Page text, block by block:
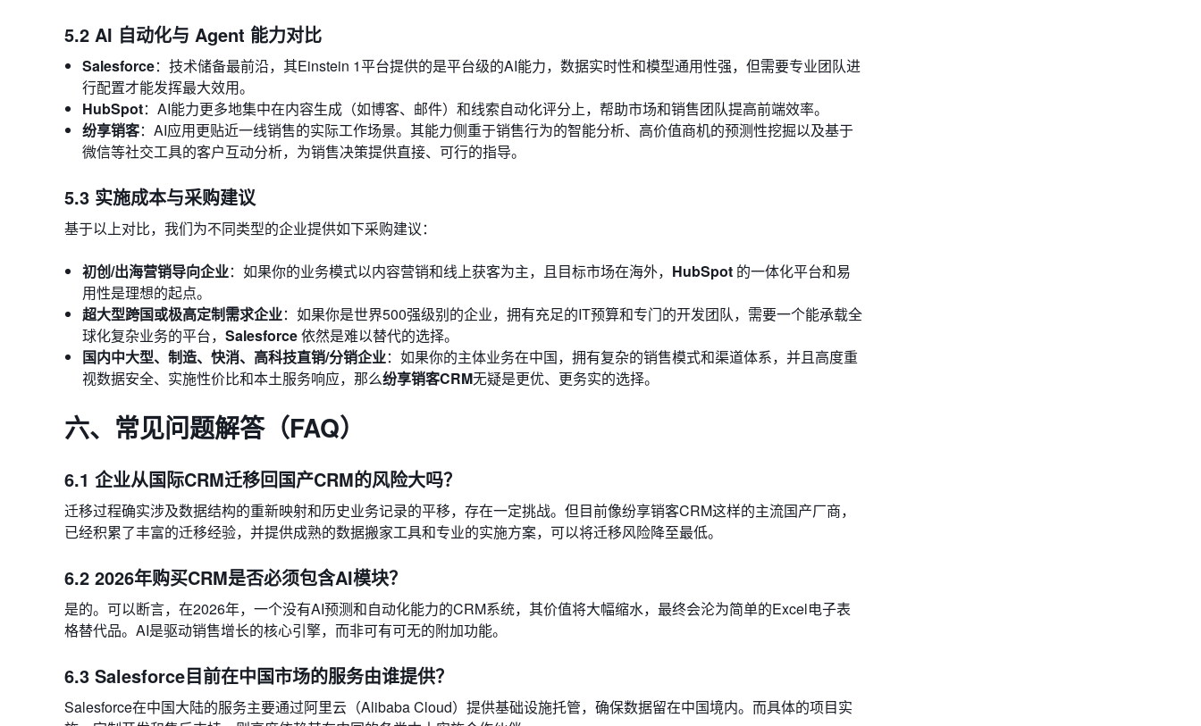
5.2 AI 自动化与 Agent 能力对比
Salesforce：技术储备最前沿，其Einstein 1平台提供的是平台级的AI能力，数据实时性和模型通用性强，但需要专业团队进
行配置才能发挥最大效用。
HubSpot：AI能力更多地集中在内容生成（如博客、邮件）和线索自动化评分上，帮助市场和销售团队提高前端效率。
纷享销客：AI应用更贴近一线销售的实际工作场景。其能力侧重于销售行为的智能分析、高价值商机的预测性挖掘以及基于
微信等社交工具的客户互动分析，为销售决策提供直接、可行的指导。
5.3 实施成本与采购建议
基于以上对比，我们为不同类型的企业提供如下采购建议：
初创/出海营销导向企业：如果你的业务模式以内容营销和线上获客为主，且目标市场在海外， HubSpot 的一体化平台和易
用性是理想的起点。
超大型跨国或极高定制需求企业：如果你是世界500强级别的企业，拥有充足的IT预算和专门的开发团队，需要一个能承载全
球化复杂业务的平台， Salesforce依然是难以替代的选择。
国内中大型、制造、快消、高科技直销/分销企业：如果你的主体业务在中国，拥有复杂的销售模式和渠道体系，并且高度重
视数据安全、实施性价比和本土服务响应，那么纷享销客CRM无疑是更优、更务实的选择。
六、常见问题解答（FAQ）
6.1 企业从国际CRM迁移回国产CRM的风险大吗？
迁移过程确实涉及数据结构的重新映射和历史业务记录的平移，存在一定挑战。但目前像纷享销客CRM这样的主流国产厂商，
已经积累了丰富的迁移经验，并提供成熟的数据搬家工具和专业的实施方案，可以将迁移风险降至最低。
6.2 2026年购买CRM是否必须包含AI模块？
是的。可以断言，在2026年，一个没有AI预测和自动化能力的CRM系统，其价值将大幅缩水，最终会沦为简单的Excel电子表
格替代品。AI是驱动销售增长的核心引擎，而非可有可无的附加功能。
6.3 Salesforce目前在中国市场的服务由谁提供？
Salesforce在中国大陆的服务主要通过阿里云（Alibaba Cloud）提供基础设施托管，确保数据留在中国境内。而具体的项目实